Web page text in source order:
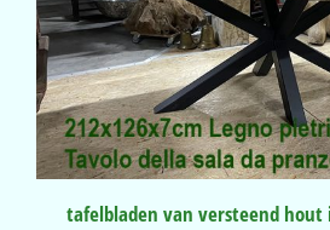
tafelbladen van versteend hout